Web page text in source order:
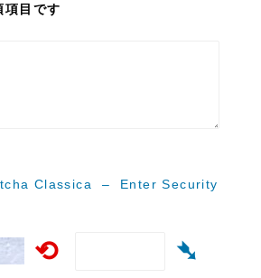
項目です
Classica – Enter Security
⟲ ➴